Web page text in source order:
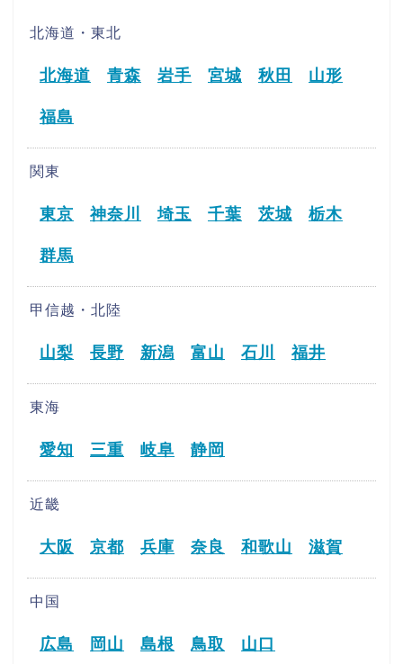
北海道・東北
北海道 青森 岩手 宮城 秋田 山形
福島
関東
東京 神奈川 埼玉 千葉 茨城 栃木
群馬
甲信越・北陸
山梨 長野 新潟 富山 石川 福井
東海
愛知 三重 岐阜 静岡
近畿
大阪 京都 兵庫 奈良 和歌山 滋賀
中国
広島 岡山 島根 鳥取 山口